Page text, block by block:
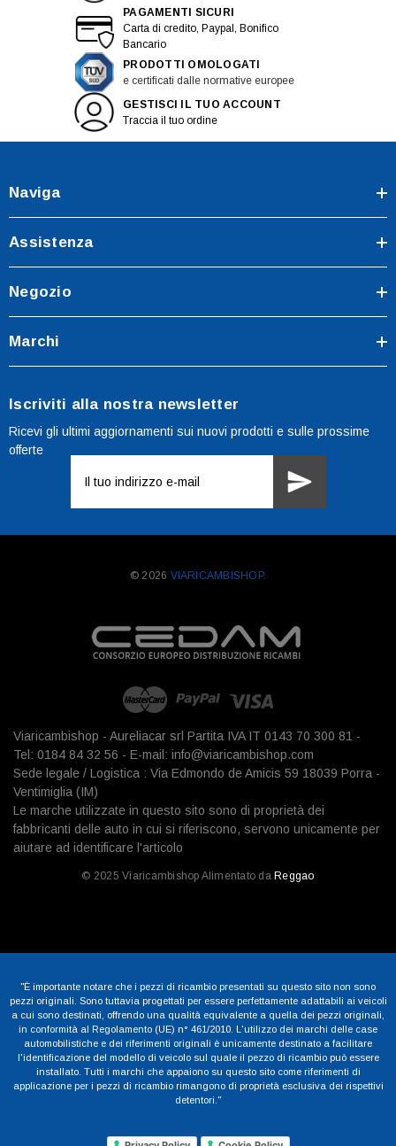
PAGAMENTI SICURI
Carta di credito, Paypal, Bonifico
Bancario
PRODOTTI OMOLOGATI
e certificati dalle normative europee
GESTISCI IL TUO ACCOUNT
Traccia il tuo ordine
Naviga
Assistenza
Negozio
Marchi
Iscriviti alla nostra newsletter
Ricevi gli ultimi aggiornamenti sui nuovi prodotti e sulle prossime
offerte
mail
© 2026 VIARICAMBISHOP.
Viaricambishop - Aureliacar srl Partita IVA IT 0143 70 300 81 -
Tel: 0184 84 32 56 - E-mail: info@viaricambishop.com
Sede legale / Logistica : Via Edmondo de Amicis 59 18039 Porra -
Ventimiglia (IM)
Le marche utilizzate in questo sito sono di proprietà dei
fabbricanti delle auto in cui si riferiscono, servono unicamente per
aiutare ad identificare l'articolo
© 2025 Viaricambishop Alimentato da Reggao
"È importante notare che i pezzi di ricambio presentati su questo sito non sono
pezzi originali. Sono tuttavia progettati per essere perfettamente adattabili ai veicoli
a cui sono destinati, offrendo una qualità equivalente a quella dei pezzi originali,
in conformità al Regolamento (UE) n° 461/2010. L'utilizzo dei marchi delle case
automobilistiche e dei riferimenti originali è unicamente destinato a facilitare
l'identificazione del modello di veicolo sul quale il pezzo di ricambio può essere
installato. Tutti i marchi che appaiono su questo sito come riferimenti di
applicazione per i pezzi di ricambio rimangono di proprietà esclusiva dei rispettivi
detentori."